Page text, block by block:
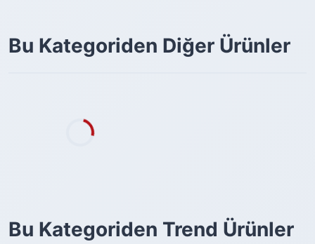
Bu Kategoriden Diğer Ürünler
Bu Kategoriden Trend Ürünler